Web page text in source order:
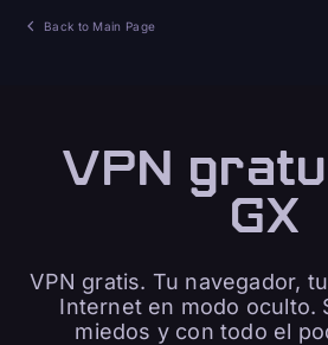
Back to Main Page
VPN
GX
VPN gratis. Tu navegador,
Internet en modo oculto.
miedos y con todo el